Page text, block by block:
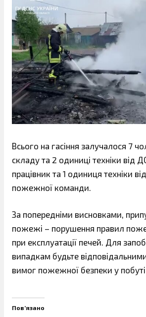
Всього на гасіння залучалося 7
складу та 2 одиниці техніки від
працівник та 1 одиниця техніки
пожежної команди.
За попередніми висновками,
пожежі – порушення правил
при експлуатації печей. Для
випадкам будьте
вимог пожежної безпеки у
Пов’язано